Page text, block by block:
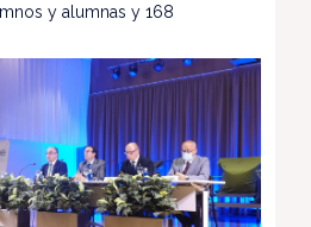
y alumnas y 168